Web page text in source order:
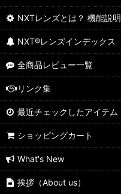
NXTレンズとは？ 機能説明
NXT®レンズインデックス
全商品レビュー一覧
リンク集
最近チェックしたアイテム
ショッピングカート
What's New
挨拶（About us）